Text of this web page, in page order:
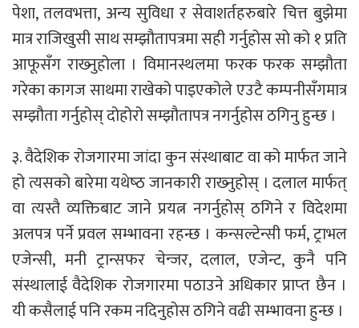
पेशा, तलवभत्ता, अन्य सुविधा र सेवाशर्तहरुबारे चित्त बुझेमा
मात्र राजिखुसी साथ सम्झौतापत्रमा सही गर्नुहोस सो को १ प्रति
आफूसँग राख्‍नुहोला । विमानस्थलमा फरक फरक सम्झौता
गरेका कागज साथमा राखेको पाइएकोले एउटै कम्पनीसँगमात्र
सम्झौता गर्नुहोस् दोहोरो सम्झौतापत्र नगर्नुहोस ठगिनु हुन्छ ।
३. वैदेशिक रोजगारमा जांदा कुन संस्थाबाट वा को मार्फत जाने
हो त्यसको बारेमा यथेष्‍ठ जानकारी राख्‍नुहोस् । दलाल मार्फत्
वा त्यस्तै व्यक्तिबाट जाने प्रयत्न नगर्नुहोस् ठगिने र विदेशमा
अलपत्र पर्ने प्रवल सम्भावना रहन्छ । कन्सल्टेन्सी फर्म, ट्राभल
एजेन्सी, मनी ट्रान्सफर चेन्जर, दलाल, एजेन्ट, कुनै पनि
संस्थालाई वैदेशिक रोजगारमा पठाउने अधिकार प्राप्‍त छैन ।
यी कसैलाई पनि रकम नदिनुहोस ठगिने वढी सम्भावना हुन्छ ।